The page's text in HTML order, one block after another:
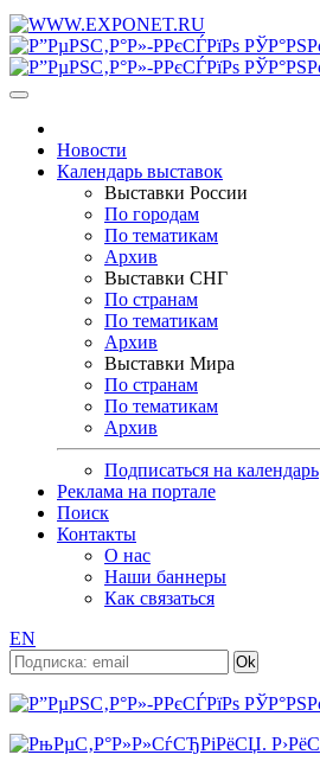
Новости
Календарь выставок
Выставки России
По городам
По тематикам
Архив
Выставки СНГ
По странам
По тематикам
Архив
Выставки Мира
По странам
По тематикам
Архив
Подписаться на календарь
Реклама на портале
Поиск
Контакты
О нас
Наши баннеры
Как связаться
EN